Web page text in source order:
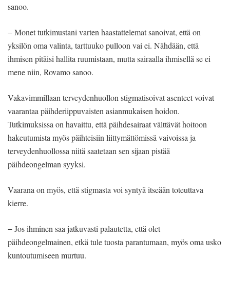
sanoo.
− Monet tutkimustani varten haastattelemat sanoivat, että on
yksilön oma valinta, tarttuuko pulloon vai ei. Nähdään, että
ihmisen pitäisi hallita ruumistaan, mutta sairaalla ihmisellä se ei
mene niin, Rovamo sanoo.
Vakavimmillaan terveydenhuollon stigmatisoivat asenteet voivat
vaarantaa päihderiippuvaisten asianmukaisen hoidon.
Tutkimuksissa on havaittu, että päihdesairaat välttävät hoitoon
hakeutumista myös päihteisiin liittymättömissä vaivoissa ja
terveydenhuollossa niitä saatetaan sen sijaan pistää
päihdeongelman syyksi.
Vaarana on myös, että stigmasta voi syntyä itseään toteuttava
kierre.
− Jos ihminen saa jatkuvasti palautetta, että olet
päihdeongelmainen, etkä tule tuosta parantumaan, myös oma usko
kuntoutumiseen murtuu.